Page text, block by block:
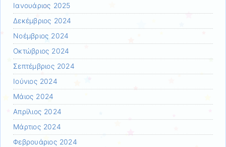
Ιανουάριος 2025
Δεκέμβριος 2024
Νοέμβριος 2024
Οκτώβριος 2024
Σεπτέμβριος 2024
Ιούνιος 2024
Μάιος 2024
Απρίλιος 2024
Μάρτιος 2024
Φεβρουάριος 2024